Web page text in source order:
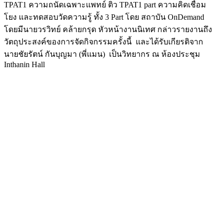
TPAT1 ความถนัดเฉพาะแพทย์ ติว TPAT1 part ความคิดเชื่อม
โยง และทดสอบวัดความรู้ ทั้ง 3 Part โดย สถาบัน OnDemand
โดยมีนายวรวิทย์ คล้ายกรุด หัวหน้างานนิเทศ กล่าวรายงานถึง
วัตถุประสงค์ของการจัดกิจกรรมครั้งนี้ และได้รับเกียรติจาก
นายชัยรัตน์ กันบุญมา (พี่แมน) เป็นวิทยากร ณ ห้องประชุม
Inthanin Hall